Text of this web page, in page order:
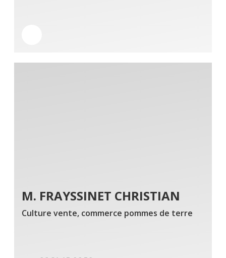
M. FRAYSSINET CHRISTIAN
Culture vente, commerce pommes de terre